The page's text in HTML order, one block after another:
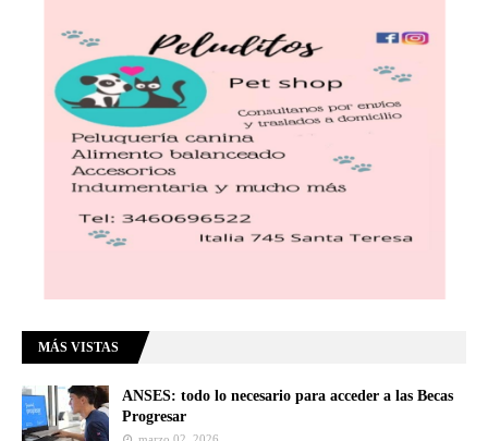
MÁS VISTAS
ANSES: todo lo necesario para acceder a las Becas
Progresar